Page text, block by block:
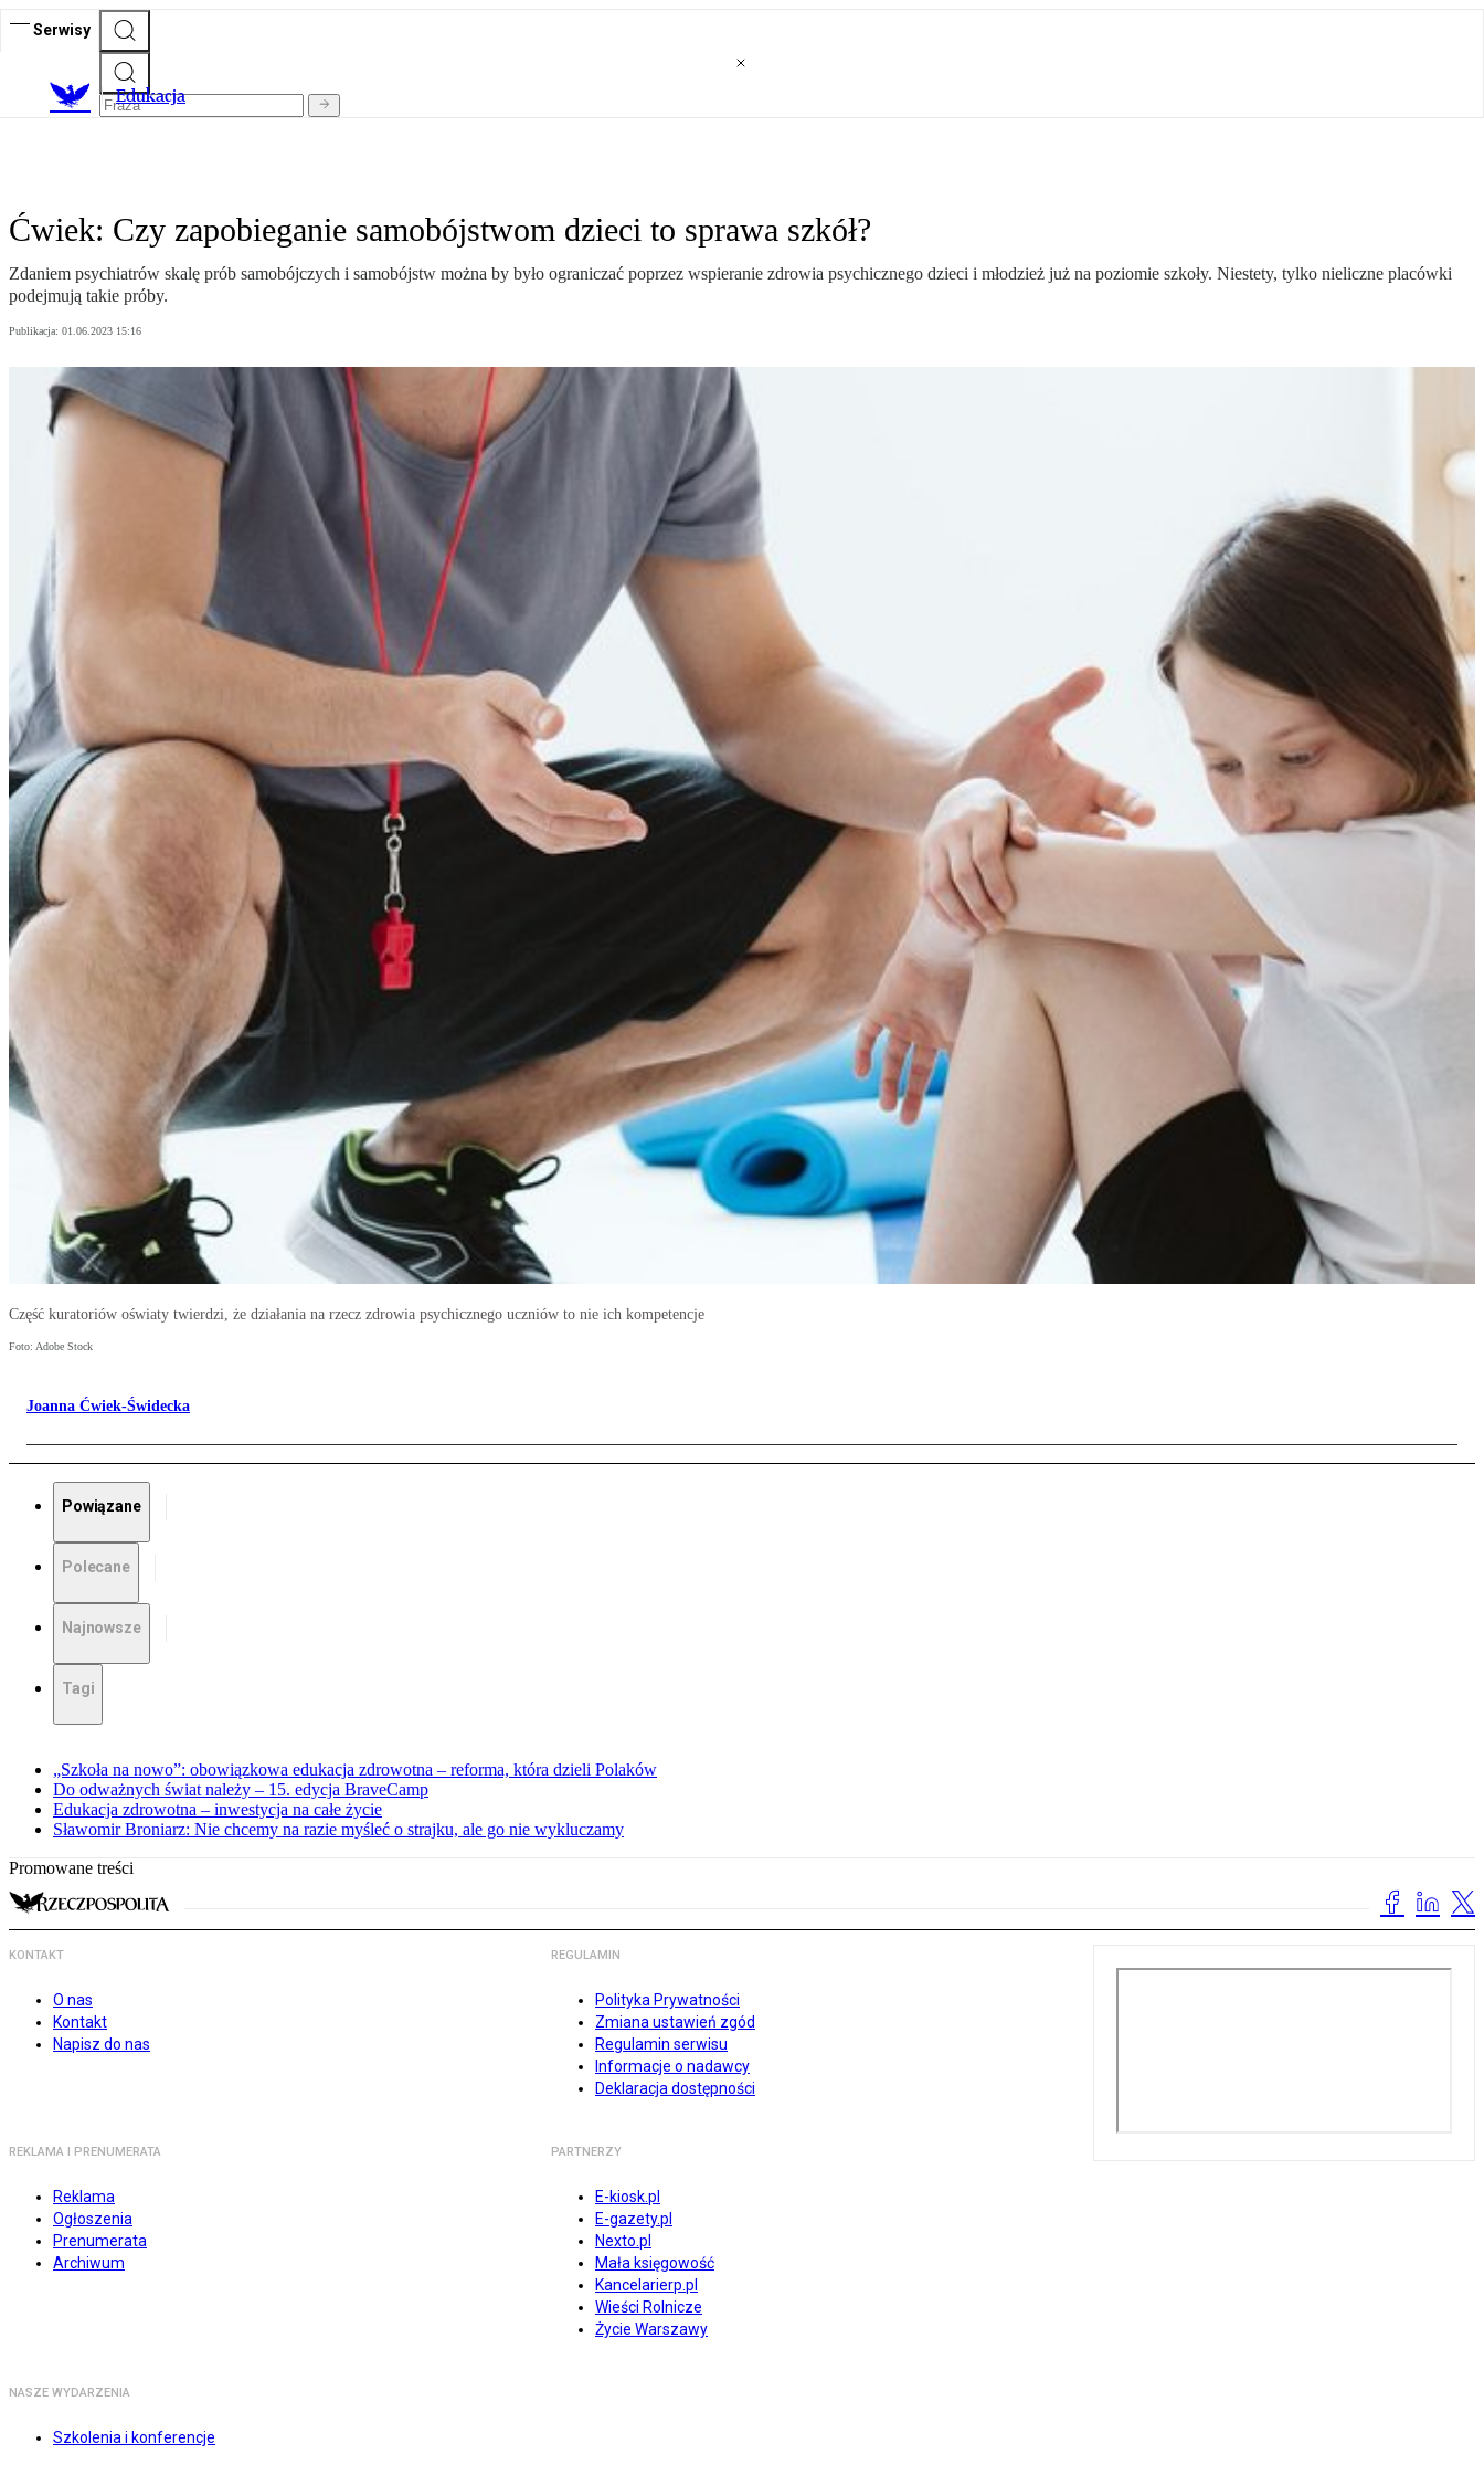
Serwisy
Edukacja
Ćwiek: Czy zapobieganie samobójstwom dzieci to sprawa szkół?
Zdaniem psychiatrów skalę prób samobójczych i samobójstw można by było ograniczać poprzez wspieranie zdrowia psychicznego dzieci i młodzież już na poziomie szkoły. Niestety, tylko nieliczne placówki
podejmują takie próby.
Publikacja: 01.06.2023 15:16
Część kuratoriów oświaty twierdzi, że działania na rzecz zdrowia psychicznego uczniów to nie ich kompetencje
Foto: Adobe Stock
Joanna Ćwiek-Świdecka
Powiązane
Polecane
Najnowsze
Tagi
„Szkoła na nowo”: obowiązkowa edukacja zdrowotna – reforma, która dzieli Polaków
Do odważnych świat należy – 15. edycja BraveCamp
Edukacja zdrowotna – inwestycja na całe życie
Sławomir Broniarz: Nie chcemy na razie myśleć o strajku, ale go nie wykluczamy
Promowane treści
KONTAKT
O nas
Kontakt
Napisz do nas
REGULAMIN
Polityka Prywatności
Zmiana ustawień zgód
Regulamin serwisu
Informacje o nadawcy
Deklaracja dostępności
REKLAMA I PRENUMERATA
Reklama
Ogłoszenia
Prenumerata
Archiwum
PARTNERZY
E-kiosk.pl
E-gazety.pl
Nexto.pl
Mała księgowość
Kancelarierp.pl
Wieści Rolnicze
Życie Warszawy
NASZE WYDARZENIA
Szkolenia i konferencje